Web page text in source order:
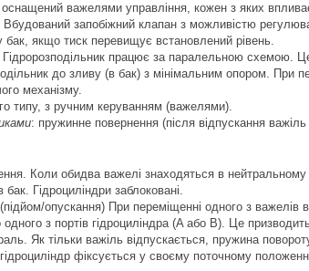
важелями управління, кожен з яких
Вбудований запобіжний клапан з можливістю
бак, якщо тиск перевищує встановлений рівень.
Гідророзподільник працює за паралельною схемою.
до зливу (в бак) з мінімальним опором. При
механізму.
типу, з ручним керуванням (важелями).
: пружинне повернення (після відпускання
Коли обидва важелі знаходяться в нейтральному
бак. Гідроциліндри заблоковані.
опускання) При переміщенні одного з важелів
з портів гідроциліндра (A або B). Це
Як тільки важіль відпускається, пружина
фіксується у своєму поточному